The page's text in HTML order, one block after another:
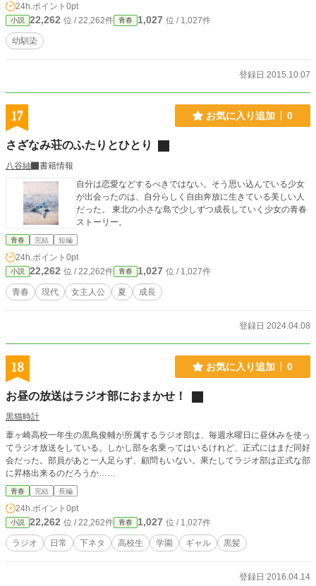
24h.ポイント 0pt
小説 22,262 位 / 22,262件 青春 1,027 位 / 1,027件
幼馴染
登録日 2015.10.07
17 お気に入り追加 0
さざなみ荘のふたりとひとり
八谷紬
書籍情報
自分は恋愛などするべきではない。そう思い込んでいる少女
が出会ったのは、自分らしく自由奔放に生きている美しい人
だった。 東北の小さな島で少しずつ成長していく少女の青春
ストーリー。
青春 完結 短編
24h.ポイント 0pt
小説 22,262 位 / 22,262件 青春 1,027 位 / 1,027件
青春 現代 女主人公 夏 成長
登録日 2024.04.08
18 お気に入り追加 0
お昼の放送はラジオ部におまかせ！
黒猫時計
葦ヶ崎高校一年生の黒鳥俊輔が所属するラジオ部は、毎週水曜日に昼休みを使っ
てラジオ放送をしている。しかし部を名乗ってはいるけれど、正式にはまだ同好
会だった。部員があと一人足らず、顧問もいない。果たしてラジオ部は正式な部
に昇格出来るのだろうか……
青春 完結 長編
24h.ポイント 0pt
小説 22,262 位 / 22,262件 青春 1,027 位 / 1,027件
ラジオ 日常 下ネタ 高校生 学園 ギャル 黒髪
登録日 2016.04.14